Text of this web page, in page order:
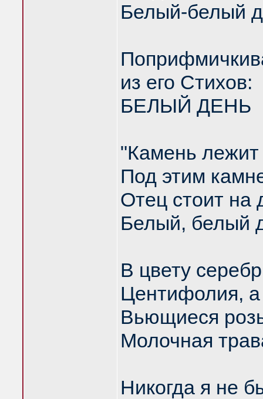
Белый-белый
из его Стихов:
БЕЛЫЙ ДЕНЬ
"Камень
Под этим
Отец стоит на
Белый, белый
В цвету
Центифолия, а
Вьющиеся
Молочная
Никогда я не